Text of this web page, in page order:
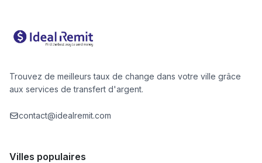
Trouvez de meilleurs taux de change dans votre ville grâce
aux services de transfert d'argent.
contact@idealremit.com
Villes populaires